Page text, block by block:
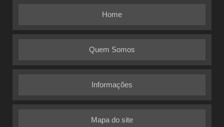
Home
Quem Somos
Informações
Mapa do site